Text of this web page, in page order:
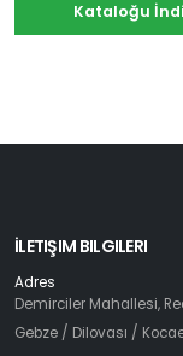
Kataloğu
İLETIŞIM BILGILERI
Adres
Demirciler Mahallesi,
Gebze / Dilovası /